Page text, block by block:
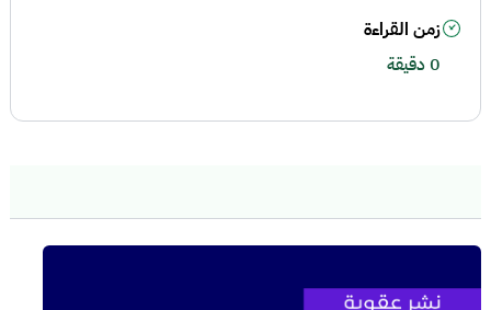
زمن القراءة
0 دقيقة